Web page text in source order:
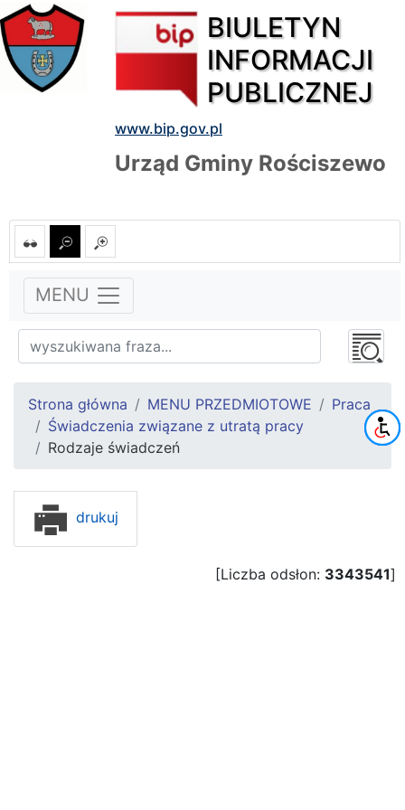
BIULETYN
INFORMACJI
PUBLICZNEJ
www.bip.gov.pl
Urząd Gminy Rościszewo
MENU
Strona główna MENU PRZEDMIOTOWE
Praca
Świadczenia związane z utratą pracy
Rodzaje świadczeń
drukuj
[Liczba odsłon: 3343541]